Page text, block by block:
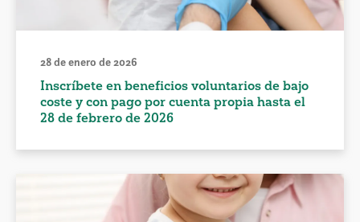
28 de enero de 2026
Inscríbete en beneficios voluntarios de bajo
coste y con pago por cuenta propia hasta el
28 de febrero de 2026